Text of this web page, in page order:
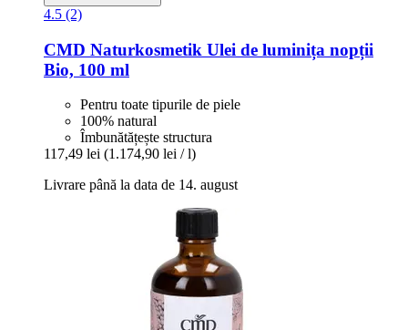
4.5 (2)
CMD Naturkosmetik Ulei de luminița nopții
Bio, 100 ml
Pentru toate tipurile de piele
100% natural
Îmbunătățește structura
117,49 lei (1.174,90 lei / l)
Livrare până la data de 14. august